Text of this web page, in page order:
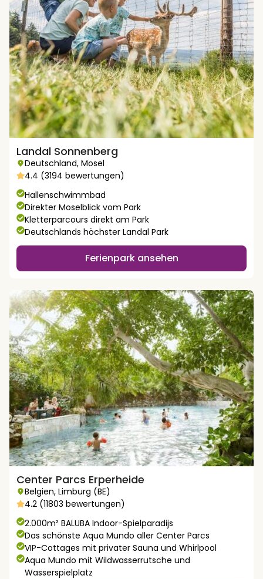
Landal Sonnenberg
Deutschland, Mosel
4.4 (3194 bewertungen)
Hallenschwimmbad
Direkter Moselblick vom Park
Kletterparcours direkt am Park
Deutschlands höchster Landal Park
Ferienpark ansehen
Center Parcs Erperheide
Belgien, Limburg (BE)
4.2 (11803 bewertungen)
2.000m² BALUBA Indoor-Spielparadijs
Das schönste Aqua Mundo aller Center Parcs
VIP-Cottages mit privater Sauna und Whirlpool
Aqua Mundo mit Wildwasserrutsche und
Wasserspielplatz